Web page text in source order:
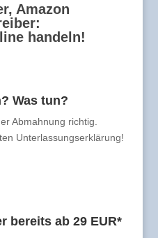
Amazon
handeln!
Was tun?
Abmahnung richtig.
Unterlassungserklärung!
bereits ab 29 EUR*